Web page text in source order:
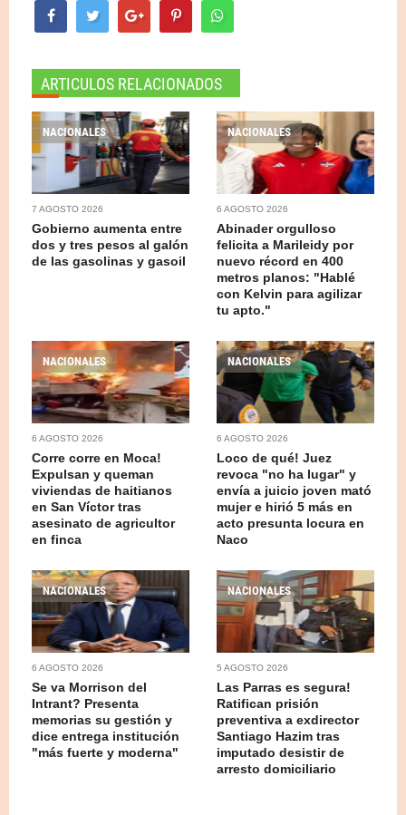
ARTICULOS RELACIONADOS
NACIONALES
7 AGOSTO 2026
Gobierno aumenta entre
dos y tres pesos al galón
de las gasolinas y gasoil
NACIONALES
6 AGOSTO 2026
Abinader orgulloso
felicita a Marileidy por
nuevo récord en 400
metros planos: "Hablé
con Kelvin para agilizar
tu apto."
NACIONALES
6 AGOSTO 2026
Corre corre en Moca!
Expulsan y queman
viviendas de haitianos
en San Víctor tras
asesinato de agricultor
en finca
NACIONALES
6 AGOSTO 2026
Loco de qué! Juez
revoca "no ha lugar" y
envía a juicio joven mató
mujer e hirió 5 más en
acto presunta locura en
Naco
NACIONALES
6 AGOSTO 2026
Se va Morrison del
Intrant? Presenta
memorias su gestión y
dice entrega institución
"más fuerte y moderna"
NACIONALES
5 AGOSTO 2026
Las Parras es segura!
Ratifican prisión
preventiva a exdirector
Santiago Hazim tras
imputado desistir de
arresto domiciliario